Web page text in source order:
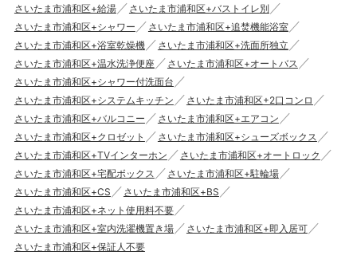
さいたま市浦和区+給湯
さいたま市浦和区+バストイレ別
さいたま市浦和区+シャワー
さいたま市浦和区+追焚機能浴室
さいたま市浦和区+浴室乾燥機
さいたま市浦和区+洗面所独立
さいたま市浦和区+温水洗浄便座
さいたま市浦和区+オートバス
さいたま市浦和区+シャワー付洗面台
さいたま市浦和区+システムキッチン
さいたま市浦和区+2口コンロ
さいたま市浦和区+バルコニー
さいたま市浦和区+エアコン
さいたま市浦和区+クロゼット
さいたま市浦和区+シューズボックス
さいたま市浦和区+TVインターホン
さいたま市浦和区+オートロック
さいたま市浦和区+宅配ボックス
さいたま市浦和区+駐輪場
さいたま市浦和区+CS
さいたま市浦和区+BS
さいたま市浦和区+ネット使用料不要
さいたま市浦和区+室内洗濯機置き場
さいたま市浦和区+即入居可
さいたま市浦和区+保証人不要